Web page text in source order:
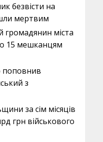
безвісти на
мертвим
громадянин міста
15 мешканцям
поповнив
з
за сім місяців
грн військового